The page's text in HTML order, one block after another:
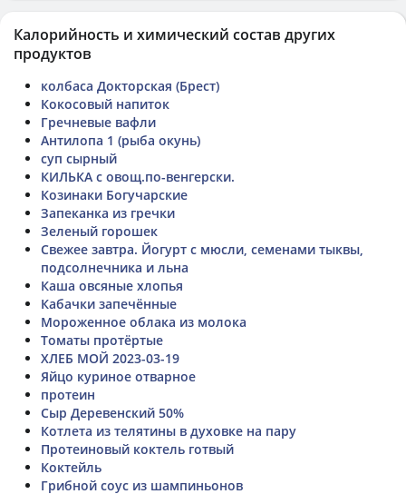
Калорийность и химический состав других
продуктов
колбаса Докторская (Брест)
Кокосовый напиток
Гречневые вафли
Антилопа 1 (рыба окунь)
суп сырный
КИЛЬКА с овощ.по-венгерски.
Козинаки Богучарские
Запеканка из гречки
Зеленый горошек
Свежее завтра. Йогурт с мюсли, семенами тыквы,
подсолнечника и льна
Каша овсяные хлопья
Кабачки запечённые
Мороженное облака из молока
Томаты протëртые
ХЛЕБ МОЙ 2023-03-19
Яйцо куриное отварное
протеин
Сыр Деревенский 50%
Котлета из телятины в духовке на пару
Протеиновый коктель готвый
Коктейль
Грибной соус из шампиньонов